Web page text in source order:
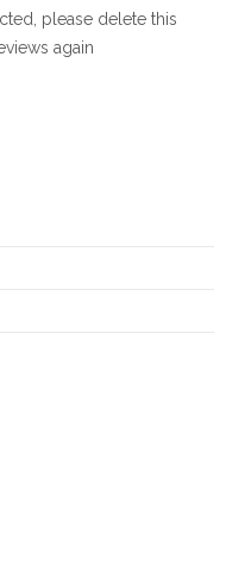
please delete this
again